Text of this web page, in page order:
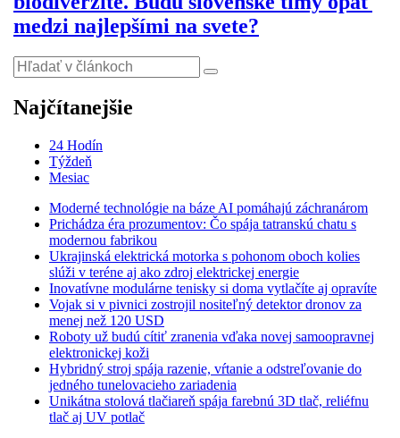
medzi najlepšími na svete?
Najčítanejšie
24 Hodín
Týždeň
Mesiac
Moderné technológie na báze AI pomáhajú záchranárom
Prichádza éra prozumentov: Čo spája tatranskú chatu s
modernou fabrikou
Ukrajinská elektrická motorka s pohonom oboch kolies
slúži v teréne aj ako zdroj elektrickej energie
Inovatívne modulárne tenisky si doma vytlačíte aj opravíte
Vojak si v pivnici zostrojil nositeľný detektor dronov za
menej než 120 USD
Roboty už budú cítiť zranenia vďaka novej samoopravnej
elektronickej koži
Hybridný stroj spája razenie, vŕtanie a odstreľovanie do
jedného tunelovacieho zariadenia
Unikátna stolová tlačiareň spája farebnú 3D tlač, reliéfnu
tlač aj UV potlač